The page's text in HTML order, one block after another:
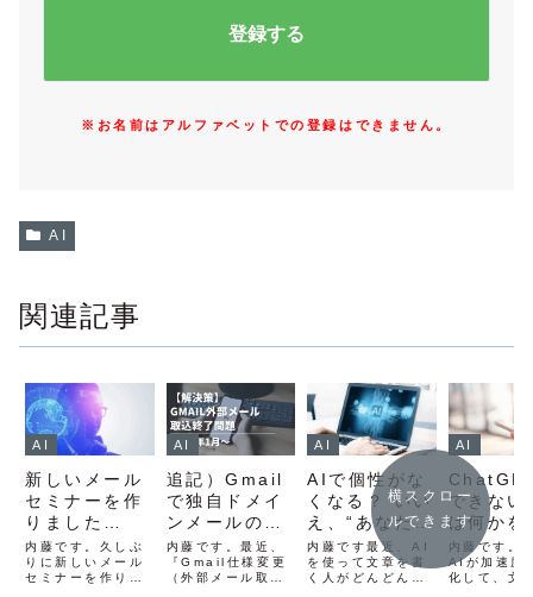
※お名前はアルファベットでの登録はできません。
AI
関連記事
AI
新しいメール
セミナーを作
りました
『SNS発信が
ラクになる
ChatGPTの
内藤です。久しぶ
りに新しいメール
セミナーを作りま
AI
追記）Gmail
で独自ドメイ
ンメールの受
信ができなく
なるのと、そ
の解決策
内藤です。最近、
『Gmail仕様変更
（外部メール取り
AI
AIで個性がな
くなる？ いい
え、“あなたら
しさ”を引き出
すAIの使い方
内藤です最近、AI
を使って文章を書
く人がどんどん増
AI
できない
は何かを
てみた結
内藤です。
AIが加速度
化して、文
横スクロー
ルできます